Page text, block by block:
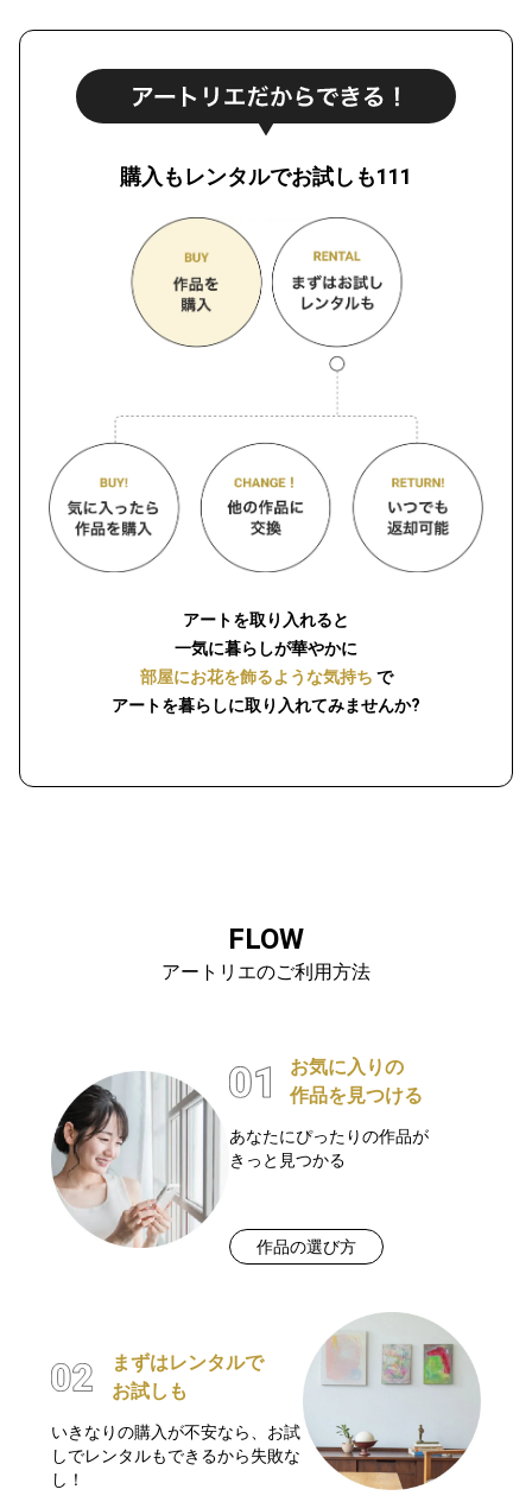
購入もレンタルでお試しも111
アートを取り入れると
一気に暮らしが華やかに
部屋にお花を飾るような気持ち で
アートを暮らしに取り入れてみませんか?
FLOW
アートリエのご利用方法
お気に入りの
作品を見つける
あなたにぴったりの作品が
きっと見つかる
作品の選び方
まずはレンタルで
お試しも
いきなりの購入が不安なら、お試
しでレンタルもできるから失敗な
し！